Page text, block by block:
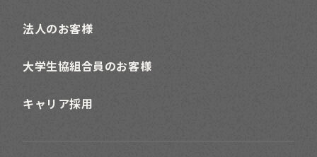
ポップ
モダン
法人のお客様
大学生協組合員のお客様
キャリア採用